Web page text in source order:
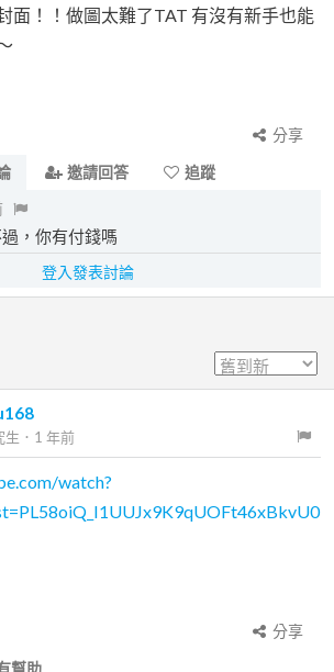
面！！做圖太難了TAT 有沒有新手也能
分享
邀請回答
追蹤
，你有付錢嗎
登入發表討論
生 ． 1 年前
watch?
分享
幫助